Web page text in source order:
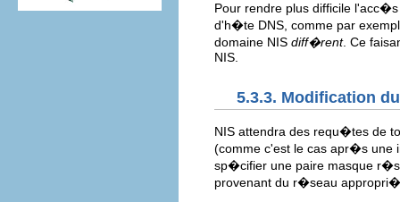
Pour rendre plus difficile
d'h�te DNS, comme par
domaine NIS diff�rent. Ce
NIS.
5.3.3. Modification
NIS attendra des requ�tes de
(comme c'est le cas apr�s
sp�cifier une paire masque
provenant du r�seau